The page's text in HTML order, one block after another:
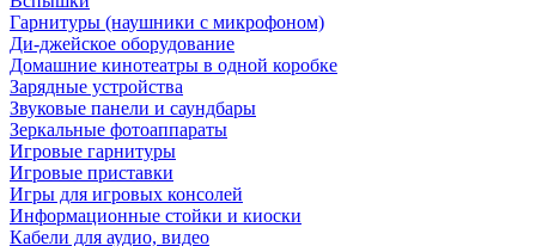
Гарнитуры (наушники с микрофоном)
Ди-джейское оборудование
Домашние кинотеатры в одной коробке
Зарядные устройства
Звуковые панели и саундбары
Зеркальные фотоаппараты
Игровые гарнитуры
Игровые приставки
Игры для игровых консолей
Информационные стойки и киоски
Кабели для аудио, видео